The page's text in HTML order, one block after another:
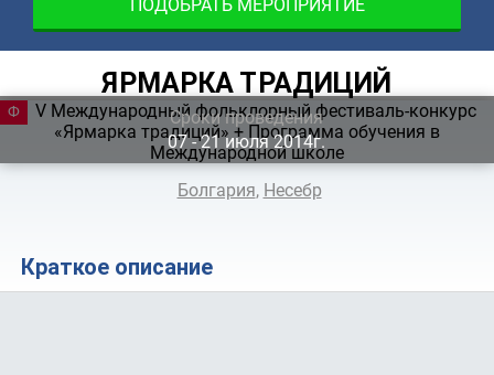
ПОДОБРАТЬ МЕРОПРИЯТИЕ
ЯРМАРКА ТРАДИЦИЙ
Сроки проведения
07 ‐ 21июля 2014г.
ФЕСТИВАЛЬ
Болгария, Несебр
Краткое описание